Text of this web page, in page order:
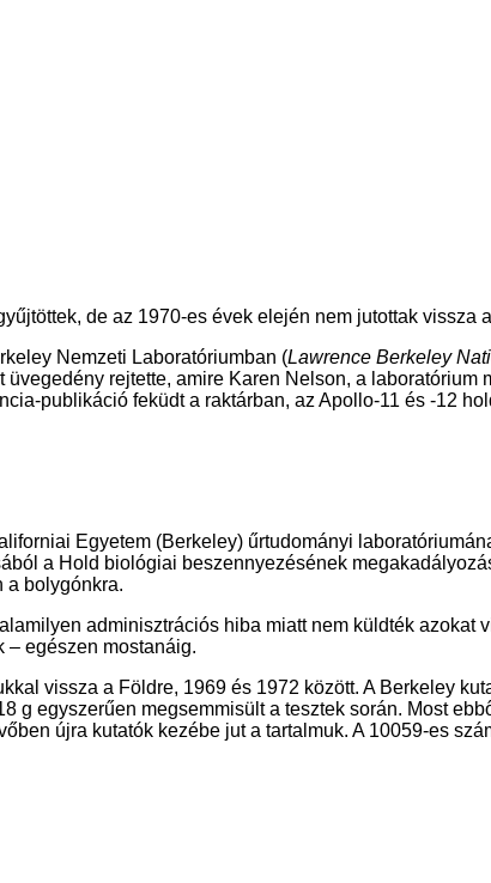
de az 1970-es évek elején nem jutottak vissza
Nemzeti Laboratóriumban (Lawrence Berkeley
rejtette, amire Karen Nelson, a laboratórium
publikáció feküdt a raktárban, az Apollo-11 és -12
Egyetem (Berkeley) űrtudományi
a Hold biológiai beszennyezésének
a bolygónkra.
adminisztrációs hiba miatt nem küldték azokat
– egészen mostanáig.
vissza a Földre, 1969 és 1972 között. A Berkeley
egyszerűen megsemmisült a tesztek során. Most
újra kutatók kezébe jut a tartalmuk. A 10059-es